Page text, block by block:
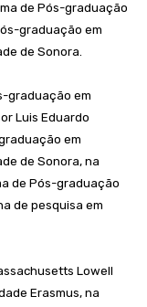
de Pós-graduação
graduação em
de Sonora.
graduação em
Luis Eduardo
em
de Sonora, na
de Pós-graduação
de pesquisa em
Lowell
Erasmus, na